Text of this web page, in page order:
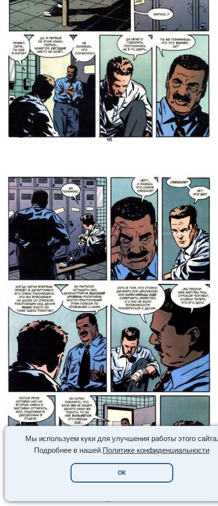
Мы используем куки для улучшения работы этого сайта.
Подробнее в нашей Политике конфиденциальности
ОК